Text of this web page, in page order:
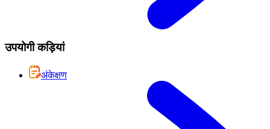
उपयोगी कड़ियां
अंकेक्षण